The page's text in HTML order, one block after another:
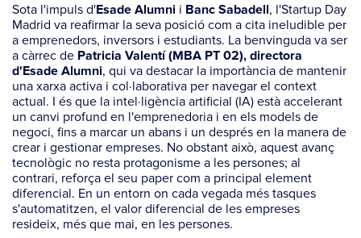
Sota l'impuls d'Esade Alumni i Banc Sabadell , l'Startup Day
Madrid va reafirmar la seva posició com a cita ineludible per
a emprenedors, inversors i estudiants. La benvinguda va ser
a càrrec de Patricia Valentí (MBA PT 02), directora
d'Esade Alumni, qui va destacar la importància de mantenir
una xarxa activa i col·laborativa per navegar el context
actual. I és que la intel·ligència artificial (IA) està accelerant
un canvi profund en l'emprenedoria i en els models de
negoci, fins a marcar un abans i un després en la manera de
crear i gestionar empreses. No obstant això, aquest avanç
tecnològic no resta protagonisme a les persones; al
contrari, reforça el seu paper com a principal element
diferencial. En un entorn on cada vegada més tasques
s'automatitzen, el valor diferencial de les empreses
resideix, més que mai, en les persones.